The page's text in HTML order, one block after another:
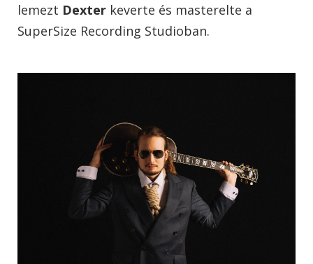
lemezt Dexter keverte és masterelte a
SuperSize Recording Studioban.